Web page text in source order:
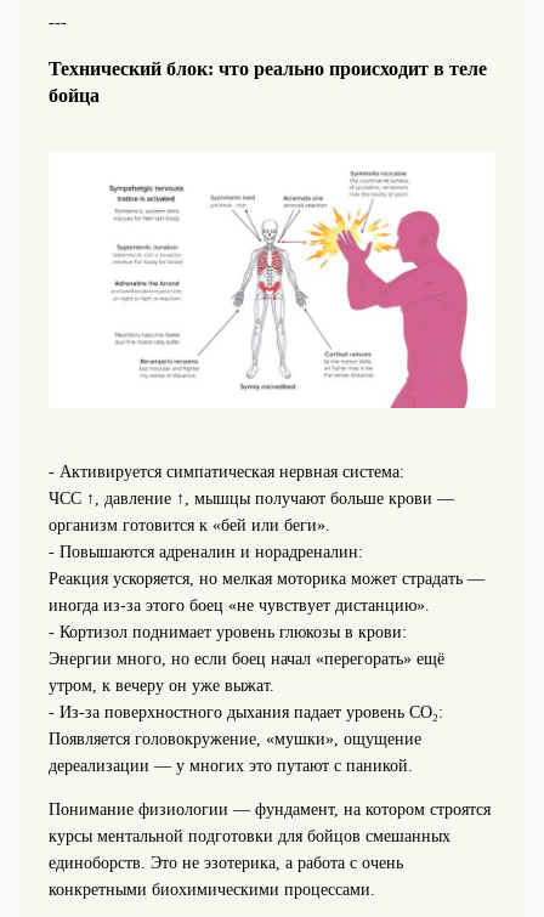
---
Технический блок: что реально происходит в теле
бойца
- Активируется симпатическая нервная система:
ЧСС ↑, давление ↑, мышцы получают больше крови —
организм готовится к «бей или беги».
- Повышаются адреналин и норадреналин:
Реакция ускоряется, но мелкая моторика может страдать —
иногда из-за этого боец «не чувствует дистанцию».
- Кортизол поднимает уровень глюкозы в крови:
Энергии много, но если боец начал «перегорать» ещё
утром, к вечеру он уже выжат.
- Из-за поверхностного дыхания падает уровень CO₂:
Появляется головокружение, «мушки», ощущение
дереализации — у многих это путают с паникой.
Понимание физиологии — фундамент, на котором строятся
курсы ментальной подготовки для бойцов смешанных
единоборств. Это не эзотерика, а работа с очень
конкретными биохимическими процессами.